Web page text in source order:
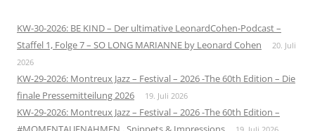
KW-30-2026: BE KIND – Der ultimative LeonardCohen-Podcast –
Staffel 1, Folge 7 – SO LONG MARIANNE by Leonard Cohen
20. Juli
2026
KW-29-2026: Montreux Jazz – Festival – 2026 -The 60th Edition – Die
finale Pressemitteilung 2026
19. Juli 2026
KW-29-2026: Montreux Jazz – Festival – 2026 -The 60th Edition –